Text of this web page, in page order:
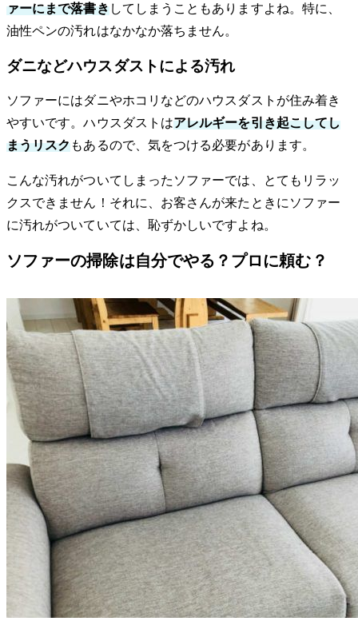
ァーにまで落書きしてしまうこともありますよね。特に、
油性ペンの汚れはなかなか落ちません。
ダニなどハウスダストによる汚れ
ソファーにはダニやホコリなどのハウスダストが住み着き
やすいです。ハウスダストはアレルギーを引き起こしてし
まうリスクもあるので、気をつける必要があります。
こんな汚れがついてしまったソファーでは、とてもリラッ
クスできません！それに、お客さんが来たときにソファー
に汚れがついていては、恥ずかしいですよね。
ソファーの掃除は自分でやる？プロに頼む？